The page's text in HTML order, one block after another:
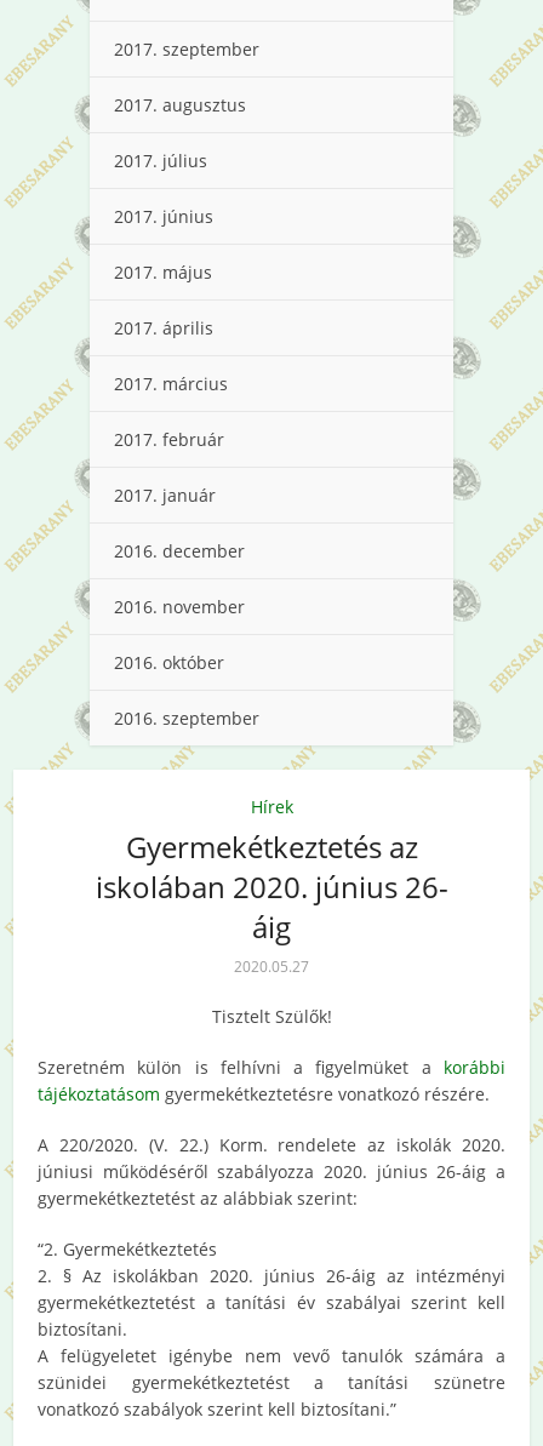
2017. szeptember
2017. augusztus
2017. július
2017. június
2017. május
2017. április
2017. március
2017. február
2017. január
2016. december
2016. november
2016. október
2016. szeptember
Hírek
Gyermekétkeztetés az
iskolában 2020. június 26-
áig
2020.05.27
Tisztelt Szülők!
Szeretném külön is felhívni a figyelmüket a korábbi
tájékoztatásom gyermekétkeztetésre vonatkozó részére.
A 220/2020. (V. 22.) Korm. rendelete az iskolák 2020.
júniusi működéséről szabályozza 2020. június 26-áig a
gyermekétkeztetést az alábbiak szerint:
“2. Gyermekétkeztetés
2. § Az iskolákban 2020. június 26-áig az intézményi
gyermekétkeztetést a tanítási év szabályai szerint kell
biztosítani.
A felügyeletet igénybe nem vevő tanulók számára a
szünidei gyermekétkeztetést a tanítási szünetre
vonatkozó szabályok szerint kell biztosítani.”